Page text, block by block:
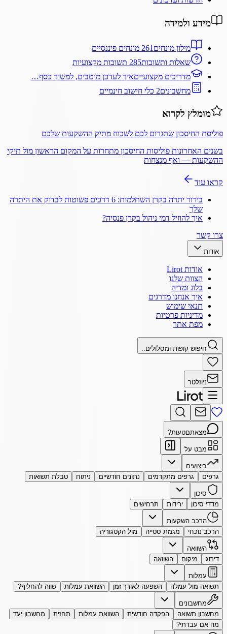
מידע ולמידה
מילון מונחים 261 מונחים פיננסיים
שאלות ותשובות285 תשובות מקצועיות
מדריכים מקצועייםאיך לעדכן מוטבים, למשוך כסף…
מחשבונים2 כלי חישוב חינמיים
מומלץ לקרוא
פוליסת החיסכון שתגרום לכם לשכוח מתיק ההשקעות שלכם
בשנים האחרונות פוליסות החיסכון מתחרות על המקום הראשון מול תיקי
ההשקעות — ואף מנצחות
קראו עוד
בירור יתרה בקרן השתלמות: 6 דרכים פשוטות לבדוק את היתרה
שלך
איך להוזיל דמי ניהול בקרן פנסיה?
צרו קשר
אודות
אודות Lirot
הצוות שלנו
בלוג ומדיה
איך אנחנו מדרגים
תנאי שימוש
מדיניות פרטיות
מפת אתר
חיפוש קופות ומסלולים..
ניוזלטר
מצאתםטעות?
מבט על
ביצועים
גרפים
גרפים מתקדמים נתונים חודשיים ניתוח טבלת תשואות
סיכון
מדדי סיכון
ירידות תרחישים
הרכב השקעות
הרכב נוכחי
מגמת סטייה מול הקטגוריה
השוואה
דירוג
מיקום השוואה
עמלות
תשואה מול עמלה
השפעה לאורך זמן השוואת עמלות שווה להחליף?
מחשבונים
מחשבון תשואה
הפקדה חודשית השוואת עמלות תחזית
מחשבון יעד
מה אם עברתי?